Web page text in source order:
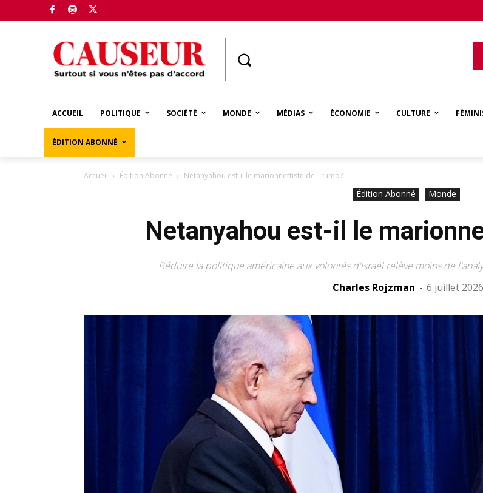
ACCUEIL POLITIQUE SOCIÉTÉ MONDE MÉDIAS ÉCONOMIE CULTURE
ÉDITION ABONNÉ
Accueil Édition Abonné Netanyahou est-il le marionnettiste de Trump?
Édition Abonné Monde
Netanyahou est-il le
Réduire la politique américaine aux volontés d'Israël relève moins de
Charles Rojzman - 6 juillet 2026